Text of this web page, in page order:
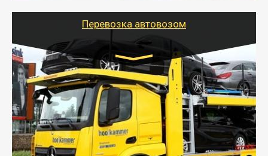
Перевозка автовозом
Цена за км. Рассчитывается
индивидуально
- Перевозка автовозом от Тайгер Логистик – это
быстрый и безопасный способ доставить несколько
легковых автомобилей за одну поездку в другой
город.